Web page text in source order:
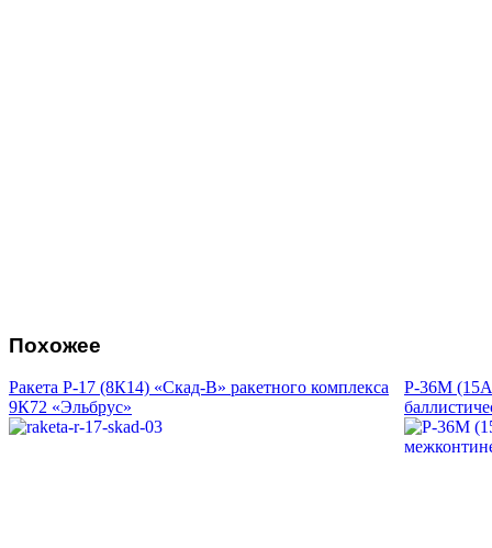
Похожее
Ракета Р-17 (8К14) «Скад-В» ракетного комплекса
9К72 «Эльбрус»
Р-36М